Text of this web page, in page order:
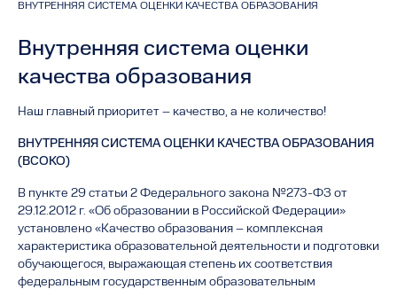
ВНУТРЕННЯЯ СИСТЕМА ОЦЕНКИ КАЧЕСТВА ОБРАЗОВАНИЯ
Внутренняя система оценки
качества образования
Наш главный приоритет – качество, а не количество!
ВНУТРЕННЯЯ СИСТЕМА ОЦЕНКИ КАЧЕСТВА ОБРАЗОВАНИЯ
(ВСОКО)
В пункте 29 статьи 2 Федерального закона №273-ФЗ от
29.12.2012 г. «Об образовании в Российской Федерации»
установлено «Качество образования – комплексная
характеристика образовательной деятельности и подготовки
обучающегося, выражающая степень их соответствия
федеральным государственным образовательным